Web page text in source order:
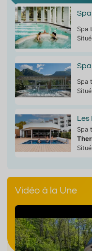
Spa
Spa
Spa
Les
Spa
Vidéo à la Une